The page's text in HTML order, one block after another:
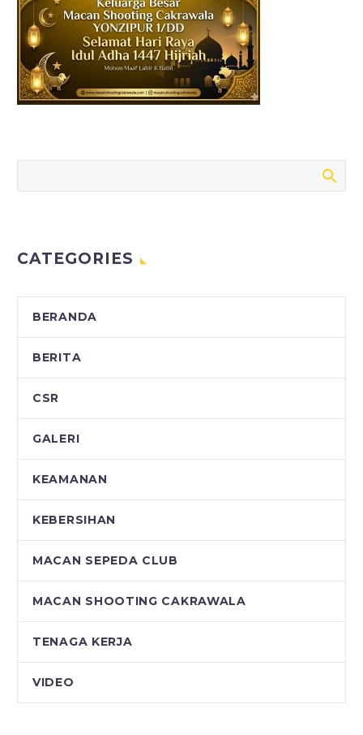
CATEGORIES
BERANDA
BERITA
CSR
GALERI
KEAMANAN
KEBERSIHAN
MACAN SEPEDA CLUB
MACAN SHOOTING CAKRAWALA
TENAGA KERJA
VIDEO